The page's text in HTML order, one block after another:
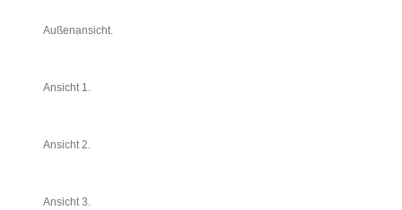
Außenansicht.
Ansicht 1.
Ansicht 2.
Ansicht 3.